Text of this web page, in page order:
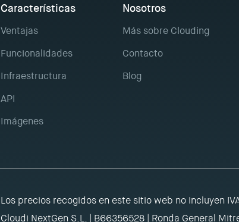
Características
Ventajas
Funcionalidades
Infraestructura
API
Imágenes
Nosotros
Más sobre Clouding
Contacto
Blog
Los precios recogidos en este sitio web no incluyen
Cloudi NextGen S.L. | B66356528 | Ronda General